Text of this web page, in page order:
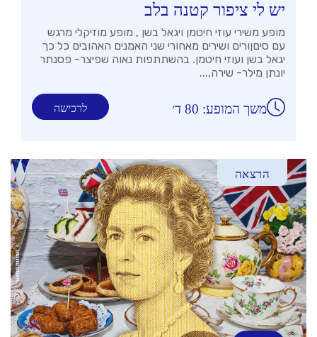
יש לי ציפור קטנה בלב
מופע משירי עוזי חיטמן ויגאל בשן , מופע מוזיקלי מרגש
עם סיםןורים ושירים מאחורי שני האמנים האהובים כל כך
יגאל בשן ועוזי חיטמן. בהשתתפות נאוה שפיצר- פסנתר
יונתן מילר- שירה,...
לרכישה משך המופע: 80 ד׳
הרצאה